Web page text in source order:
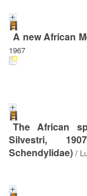
A new African
1967
The African
Silvestri,
Schendylidae) /